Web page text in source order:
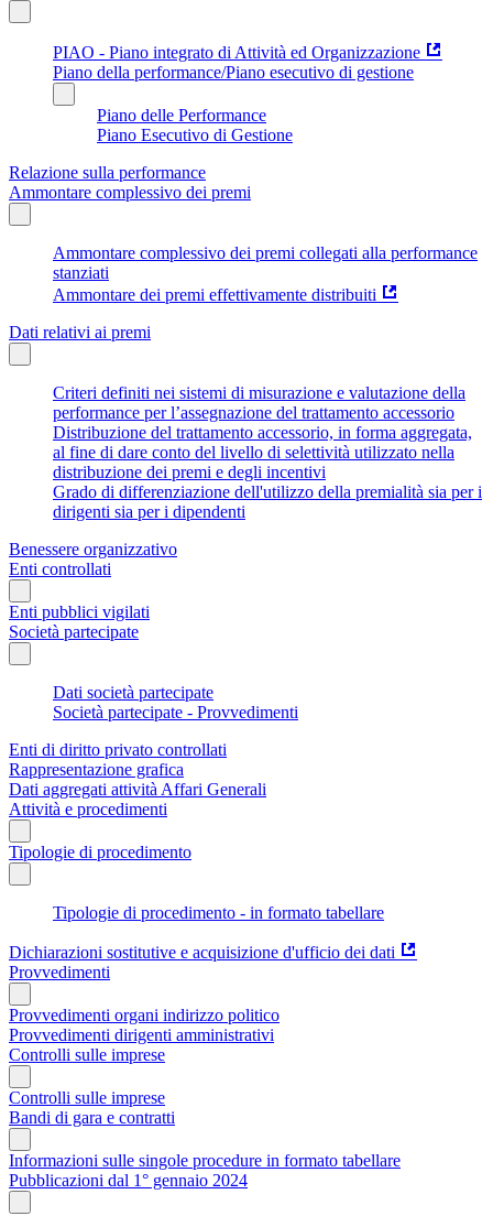
PIAO - Piano integrato di Attività ed Organizzazione
Piano della performance/Piano esecutivo di gestione
Piano delle Performance
Piano Esecutivo di Gestione
Relazione sulla performance
Ammontare complessivo dei premi
Ammontare complessivo dei premi collegati alla performance
stanziati
Ammontare dei premi effettivamente distribuiti
Dati relativi ai premi
Criteri definiti nei sistemi di misurazione e valutazione della
performance per l’assegnazione del trattamento accessorio
Distribuzione del trattamento accessorio, in forma aggregata,
al fine di dare conto del livello di selettività utilizzato nella
distribuzione dei premi e degli incentivi
Grado di differenziazione dell'utilizzo della premialità sia per i
dirigenti sia per i dipendenti
Benessere organizzativo
Enti controllati
Enti pubblici vigilati
Società partecipate
Dati società partecipate
Società partecipate - Provvedimenti
Enti di diritto privato controllati
Rappresentazione grafica
Dati aggregati attività Affari Generali
Attività e procedimenti
Tipologie di procedimento
Tipologie di procedimento - in formato tabellare
Dichiarazioni sostitutive e acquisizione d'ufficio dei dati
Provvedimenti
Provvedimenti organi indirizzo politico
Provvedimenti dirigenti amministrativi
Controlli sulle imprese
Controlli sulle imprese
Bandi di gara e contratti
Informazioni sulle singole procedure in formato tabellare
Pubblicazioni dal 1° gennaio 2024